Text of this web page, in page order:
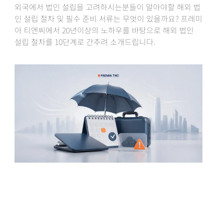
외국에서 법인 설립을 고려하시는분들이 알아야할 해외 법
인 설립 절차 및 필수 준비 서류는 무엇이 있을까요? 프레미
아 티엔씨에서 20년이상의 노하우를 바탕으로 해외 법인
설립 절차를 10단계로 간추려 소개드립니다.